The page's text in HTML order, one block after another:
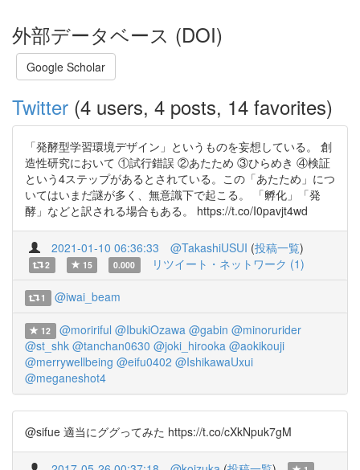
外部データベース (DOI)
Google Scholar
Twitter (4 users, 4 posts, 14 favorites)
「発酵型学習環境デザイン」というものを妄想している。 創
造性研究において ①試行錯誤 ②あたため ③ひらめき ④検証
という4ステップがあるとされている。この「あたため」につ
いてはいまだ謎が多く、無意識下で起こる。 「孵化」「発
酵」などと訳される場合もある。 https://t.co/I0pavjt4wd
2021-01-10 06:36:33 @TakashiUSUI (投稿一覧)
2 15 0.000 リツイート・ネットワーク (1)
1 @iwai_beam
12 @moririful @IbukiOzawa @gabin @minorurider
@st_shk @tanchan0630 @joki_hirooka @aokikouji
@merrywellbeing @eifu0402 @IshikawaUxui
@meganeshot4
@sifue 適当にググってみた https://t.co/cXkNpuk7gM